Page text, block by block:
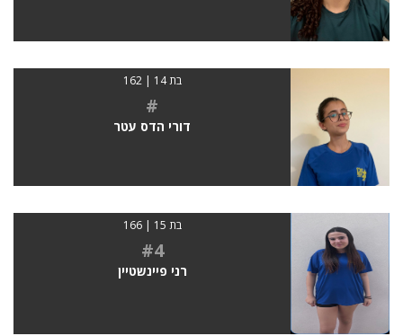
בת 14 | 162
#
דורי הדס עטר
בת 15 | 166
#4
רני פיינשטיין